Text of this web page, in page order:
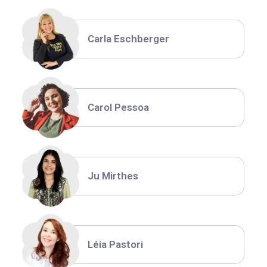
Carla Eschberger
Carol Pessoa
Ju Mirthes
Léia Pastori